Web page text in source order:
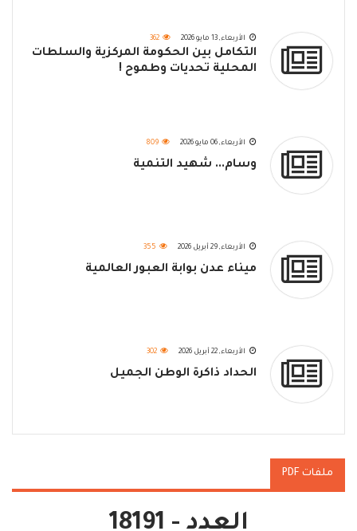
الأربعاء, 13 مايو 2026 362
التكامل بين الحكومة المركزية والسلطات
المحلية تحديات وطموح !
الأربعاء, 06 مايو 2026 809
وسام... شهيد التنمية
الأربعاء, 29 أبريل 2026 355
ميناء عدن بوابة العبور العالمية
الأربعاء, 22 أبريل 2026 302
الحداد ذاكرة الوطن الجميل
ملفات PDF
العدد - 18191